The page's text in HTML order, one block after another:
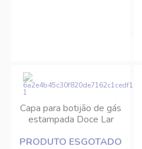
Capa para botijão de gás
estampada Doce Lar
PRODUTO ESGOTADO